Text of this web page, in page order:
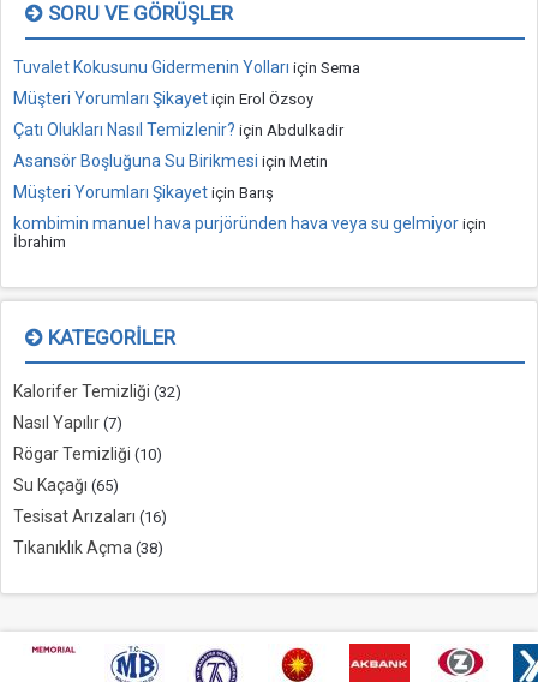
SORU VE GÖRÜŞLER
Tuvalet Kokusunu Gidermenin Yolları için Sema
Müşteri Yorumları Şikayet için Erol Özsoy
Çatı Olukları Nasıl Temizlenir? için Abdulkadir
Asansör Boşluğuna Su Birikmesi için Metin
Müşteri Yorumları Şikayet için Barış
kombimin manuel hava purjöründen hava veya su gelmiyor için
İbrahim
KATEGORILER
Kalorifer Temizliği (32)
Nasıl Yapılır (7)
Rögar Temizliği (10)
Su Kaçağı (65)
Tesisat Arızaları (16)
Tıkanıklık Açma (38)